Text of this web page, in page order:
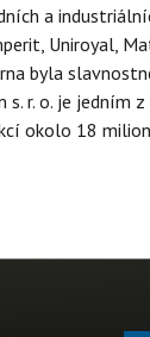
a
Uniroyal,
byla
s. r. o. je jedním
okolo 18